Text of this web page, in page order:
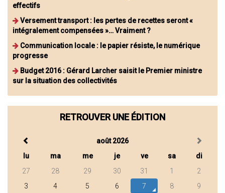
effectifs
Versement transport : les pertes de recettes seront «
intégralement compensées »… Vraiment ?
Communication locale : le papier résiste, le numérique
progresse
Budget 2016 : Gérard Larcher saisit le Premier ministre
sur la situation des collectivités
RETROUVER UNE ÉDITION
août 2026
lu
ma me je ve sa
di
27
28 29 30 31 1
2
3
4 5 6 7 8
9